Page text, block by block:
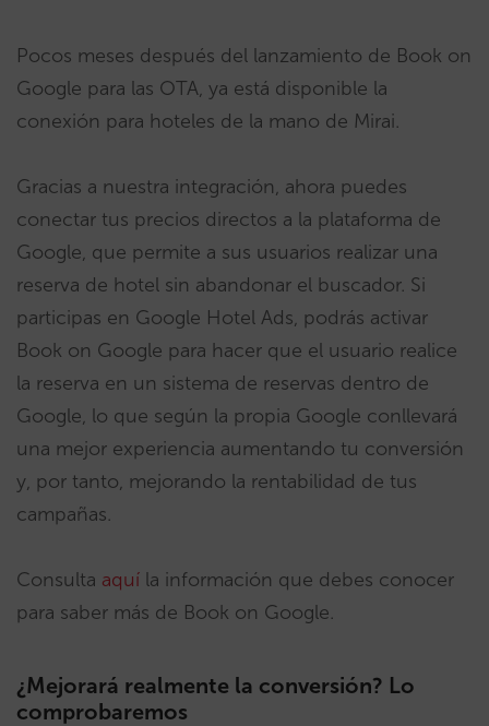
Pocos meses después del lanzamiento de Book on
Google para las OTA, ya está disponible la
conexión para hoteles de la mano de Mirai.
Gracias a nuestra integración, ahora puedes
conectar tus precios directos a la plataforma de
Google, que permite a sus usuarios realizar una
reserva de hotel sin abandonar el buscador. Si
participas en Google Hotel Ads, podrás activar
Book on Google para hacer que el usuario realice
la reserva en un sistema de reservas dentro de
Google, lo que según la propia Google conllevará
una mejor experiencia aumentando tu conversión
y, por tanto, mejorando la rentabilidad de tus
campañas.
Consulta aquí la información que debes conocer
para saber más de Book on Google.
¿Mejorará realmente la conversión? Lo
comprobaremos